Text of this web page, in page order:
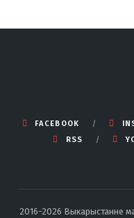
FACEBOOK
RSS
2016-2026 Выкарыстанне